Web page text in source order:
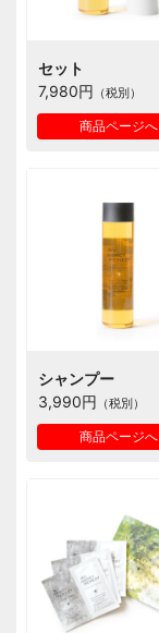
セット
7,980円
（税別）
商品ページへ
シャンプー
3,990円
（税別）
商品ページへ